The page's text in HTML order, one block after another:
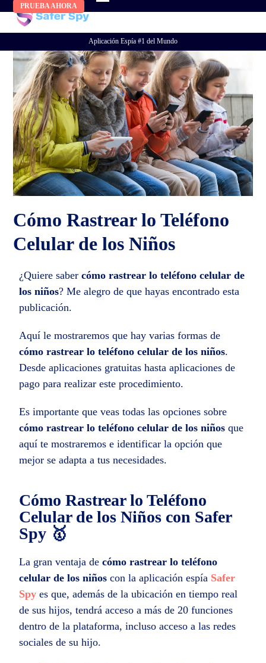
content
PRUEBA AHORA
Aplicación Espía #1 del Mundo
Cómo Rastrear lo Teléfono
Celular de los Niños
¿Quiere sabercómo rastrear lo teléfono celular de
los niños? Me alegro de que hayas encontrado esta
publicación.
Aquí le mostraremos que hay varias formas de
cómo rastrear lo teléfono celular de los niños.
Desde aplicaciones gratuitas hasta aplicaciones de
pago para realizar este procedimiento.
Es importante que veas todas las opciones sobre
cómo rastrear lo teléfono celular de los niños que
aquí te mostraremos e identificar la opción que
mejor se adapta a tus necesidades.
Cómo Rastrear lo Teléfono
Celular de los Niños con Safer
Spy 🥇
La gran ventaja decómo rastrear lo teléfono
celular de los niños con la aplicación espía Safer
Spy es que, además de la ubicación en tiempo real
de sus hijos, tendrá acceso a más de 20 funciones
dentro de la plataforma, incluso acceso a las redes
sociales de su hijo.